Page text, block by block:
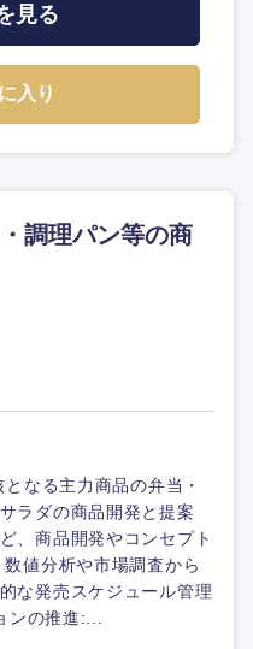
見る
入り
調理パン等の商
なる主力商品の弁当・
ラダの商品開発と提案
、商品開発やコンセプト
値分析や市場調査から
な発売スケジュール管理
ンの推進:...